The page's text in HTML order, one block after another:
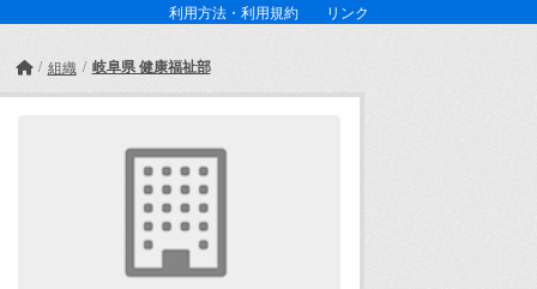
利用方法・利用規約 リンク
組織 岐阜県 健康福祉部